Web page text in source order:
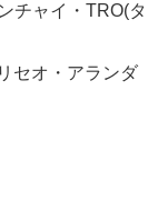
ャイ・TRO(タ
セオ・アランダ